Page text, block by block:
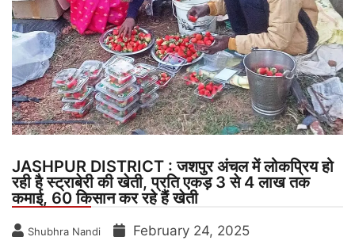
JASHPUR DISTRICT : जशपुर अंचल में लोकप्रिय हो
रही है स्ट्राबेरी की खेती, प्रति एकड़ 3 से 4 लाख तक
कमाई, 60 किसान कर रहे हैं खेती
Shubhra Nandi February 24, 2025